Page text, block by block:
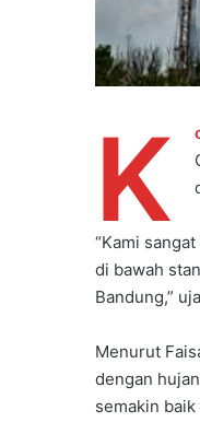
K
“Kami
di bawah
Bandung,”
Menurut
dengan
semakin